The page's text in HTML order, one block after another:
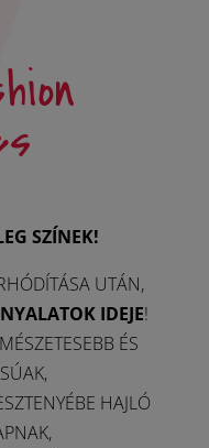
SZÍNEK!
UTÁN,
IDEJE!
ÉS
HAJLÓ